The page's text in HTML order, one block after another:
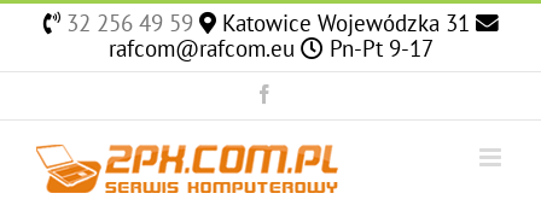
content
32 256 49 59
Katowice Wojewódzka 31
rafcom@rafcom.eu
Pn-Pt 9-17